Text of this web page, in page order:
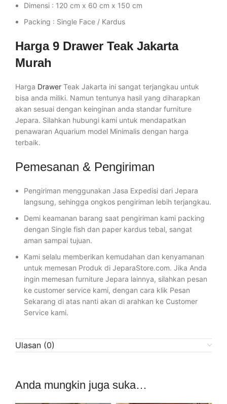
Dimensi : 120 cm x 60 cm x 150 cm
Packing : Single Face / Kardus
Harga 9 Drawer Teak Jakarta
Murah
Harga Drawer Teak Jakarta ini sangat terjangkau untuk
bisa anda miliki. Namun tentunya hasil yang diharapkan
akan sesuai dengan keinginan anda standar furniture
Jepara. Silahkan hubungi kami untuk mendapatkan
penawaran Aquarium model Minimalis dengan harga
terbaik.
Pemesanan & Pengiriman
Pengiriman menggunakan Jasa Expedisi dari Jepara
langsung, sehingga ongkos pengiriman lebih terjangkau.
Demi keamanan barang saat pengiriman kami packing
dengan Single fish dan paper kardus tebal, sangat
aman sampai tujuan.
Kami selalu memberikan kemudahan dan kenyamanan
untuk memesan Produk di JeparaStore.com. Jika Anda
ingin memesan furniture Jepara lainnya, silahkan pesan
ke customer service kami, dengan cara klik Pesan
Sekarang di atas nanti akan di arahkan ke Customer
Service kami.
Ulasan (0)
Anda mungkin juga suka…